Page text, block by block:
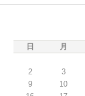
日
月
2
3
9
10